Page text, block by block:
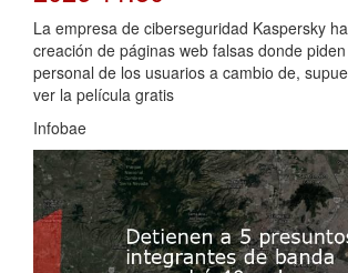
La empresa de ciberseguridad Kaspersky
creación de páginas web falsas donde
personal de los usuarios a cambio de,
ver la película gratis
Infobae